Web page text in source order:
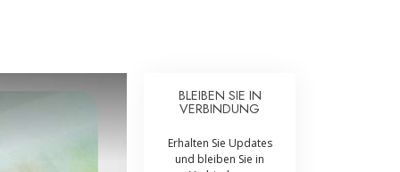
Integrität und EhrlichkeitBLEIBEN SIE IN
VERBINDUNG
Erhalten Sie Updates
und bleiben Sie in